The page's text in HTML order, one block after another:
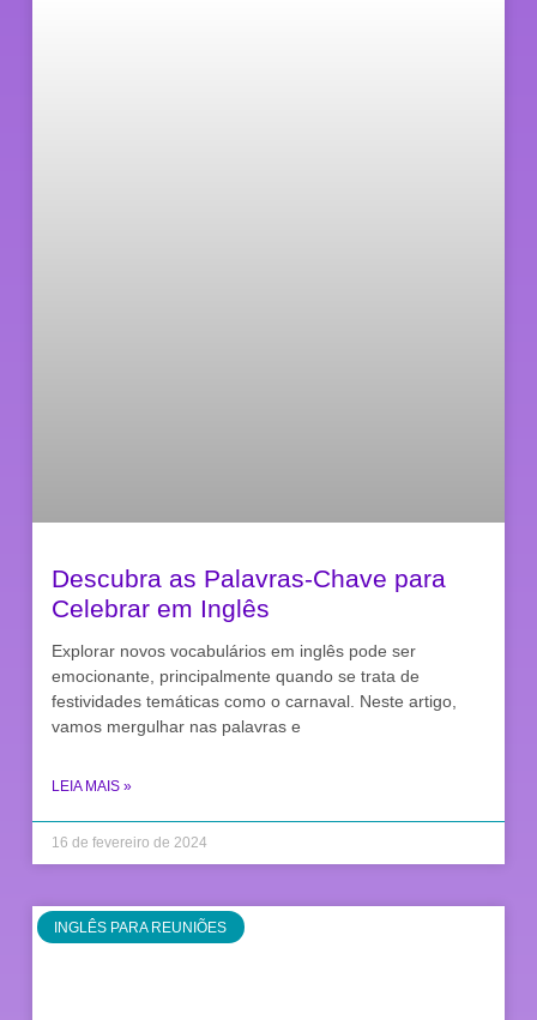
Descubra as Palavras-Chave para
Celebrar em Inglês
Explorar novos vocabulários em inglês pode ser
emocionante, principalmente quando se trata de
festividades temáticas como o carnaval. Neste artigo,
vamos mergulhar nas palavras e
LEIA MAIS »
16 de fevereiro de 2024
INGLÊS PARA REUNIÕES